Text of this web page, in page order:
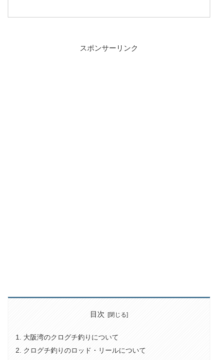
スポンサーリンク
目次
大阪湾のクログチ釣りについて
クログチ釣りのロッド・リールについて